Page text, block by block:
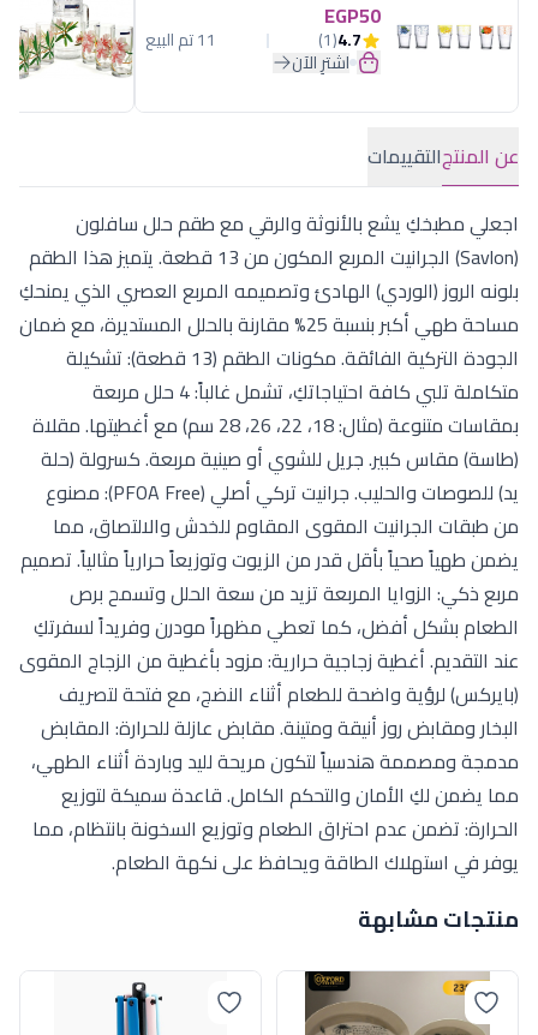
EGP50
4.7
(1) 11 تم البيع
اشترِ الآن
عن المنتجالتقييمات
اجعلي مطبخكِ يشع بالأنوثة والرقي مع طقم حلل سافلون
(Savlon) الجرانيت المربع المكون من 13 قطعة. يتميز هذا الطقم
بلونه الروز (الوردي) الهادئ وتصميمه المربع العصري الذي يمنحكِ
مساحة طهي أكبر بنسبة 25% مقارنة بالحلل المستديرة، مع ضمان
الجودة التركية الفائقة. مكونات الطقم (13 قطعة): تشكيلة
متكاملة تلبي كافة احتياجاتكِ، تشمل غالباً: 4 حلل مربعة
بمقاسات متنوعة (مثال: 18، 22، 26، 28 سم) مع أغطيتها. مقلاة
(طاسة) مقاس كبير. جريل للشوي أو صينية مربعة. كسرولة (حلة
يد) للصوصات والحليب. جرانيت تركي أصلي (PFOA Free): مصنوع
من طبقات الجرانيت المقوى المقاوم للخدش والالتصاق، مما
يضمن طهياً صحياً بأقل قدر من الزيوت وتوزيعاً حرارياً مثالياً. تصميم
مربع ذكي: الزوايا المربعة تزيد من سعة الحلل وتسمح برص
الطعام بشكل أفضل، كما تعطي مظهراً مودرن وفريداً لسفرتكِ
عند التقديم. أغطية زجاجية حرارية: مزود بأغطية من الزجاج المقوى
(بايركس) لرؤية واضحة للطعام أثناء النضج، مع فتحة لتصريف
البخار ومقابض روز أنيقة ومتينة. مقابض عازلة للحرارة: المقابض
مدمجة ومصممة هندسياً لتكون مريحة لليد وباردة أثناء الطهي،
مما يضمن لكِ الأمان والتحكم الكامل. قاعدة سميكة لتوزيع
الحرارة: تضمن عدم احتراق الطعام وتوزيع السخونة بانتظام، مما
يوفر في استهلاك الطاقة ويحافظ على نكهة الطعام.
منتجات مشابهة